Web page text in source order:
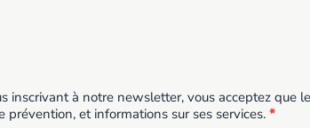
inscrivant à notre newsletter, vous acceptez que
prévention, et informations sur ses services.*